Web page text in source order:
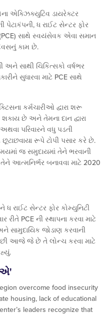
એક્ઝિક્યુટિવ ડાયરેક્ટર
પેટાકંપની, ધ રાઈટ સેન્ટર ફોર
સાથે સ્વયંસેવક એવા સમાન
કામ છે.
અને સાથી ચિકિત્સકો વર્ષભર
સુધારવા માટે PCE સાથે
કર્મચારીઓ દ્વારા શરૂ
છે અને તેમના દાન દ્વારા
પરિવારને વધુ પડતી
રૂપે ટોપી પસાર કરે છે.
જ સમુદાયમાં તેને ભરવાની
આત્મનિર્ભર બનાવવા માટે 2020
રાઈટ સેન્ટર ફોર કોમ્યુનિટી
રીતે PCE ની સ્થાપના કરવા માટે
સામુદાયિક જોડાણ કરવાની
આજે જે છે તે લોન્ચ કરવા માટે
overcome food insecurity
housing, lack of educational
leaders recognize that